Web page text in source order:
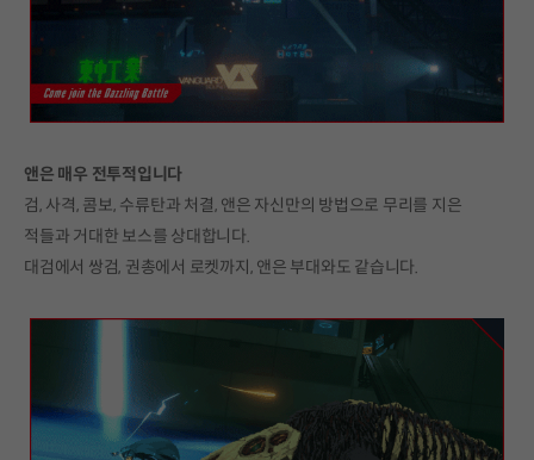
앤은 매우 전투적입니다
검, 사격, 콤보, 수류탄과 처결, 앤은 자신만의 방법으로 무리를 지은
적들과 거대한 보스를 상대합니다.
대검에서 쌍검, 권총에서 로켓까지, 앤은 부대와도 같습니다.